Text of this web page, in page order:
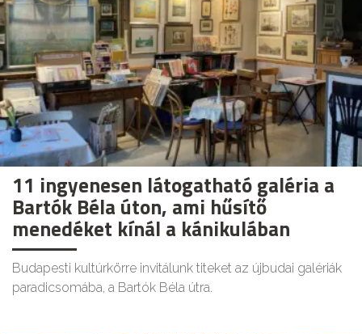
11 ingyenesen látogatható galéria a
Bartók Béla úton, ami hűsítő
menedéket kínál a kánikulában
Budapesti kultúrkörre invitálunk titeket az újbudai galériák
paradicsomába, a Bartók Béla útra.